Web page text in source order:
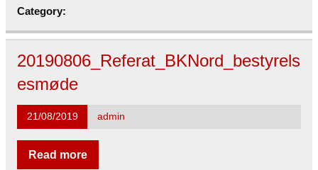
Category:
20190806_Referat_BKNord_bestyrels
esmøde
21/08/2019 admin
Read more